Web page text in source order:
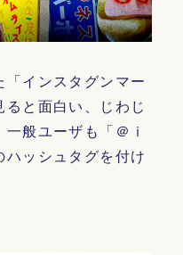
インスタグンマー
と面白い、じわじ
般ユーザも「＠ｉ
ッシュタグを付け